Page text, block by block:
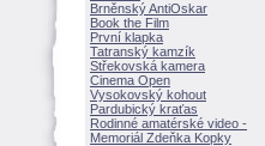
Brněnský AntiOskar
Book the Film
První klapka
Tatranský kamzík
Střekovská kamera
Cinema Open
Vysokovský kohout
Pardubický kraťas
Rodinné amatérské video -
Memoriál Zdeňka Kopky